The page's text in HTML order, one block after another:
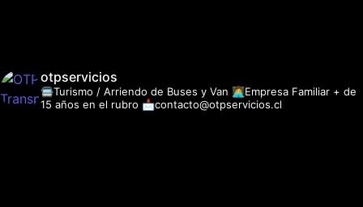
otpservicios
🚍Turismo / Arriendo de Buses y Van 👩‍💻Empresa Familiar + de
15 años en el rubro 📩contacto@otpservicios.cl